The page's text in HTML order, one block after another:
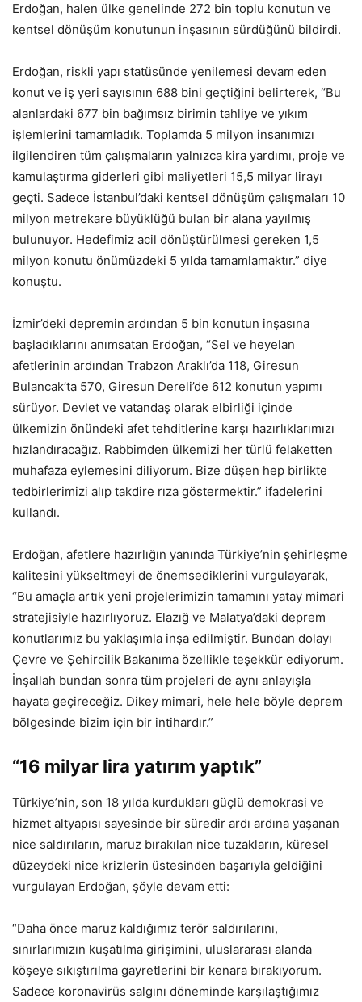
Erdoğan, halen ülke genelinde 272 bin toplu konutun ve
kentsel dönüşüm konutunun inşasının sürdüğünü bildirdi.
Erdoğan, riskli yapı statüsünde yenilemesi devam eden
konut ve iş yeri sayısının 688 bini geçtiğini belirterek, “Bu
alanlardaki 677 bin bağımsız birimin tahliye ve yıkım
işlemlerini tamamladık. Toplamda 5 milyon insanımızı
ilgilendiren tüm çalışmaların yalnızca kira yardımı, proje ve
kamulaştırma giderleri gibi maliyetleri 15,5 milyar lirayı
geçti. Sadece İstanbul’daki kentsel dönüşüm çalışmaları 10
milyon metrekare büyüklüğü bulan bir alana yayılmış
bulunuyor. Hedefimiz acil dönüştürülmesi gereken 1,5
milyon konutu önümüzdeki 5 yılda tamamlamaktır.” diye
konuştu.
İzmir’deki depremin ardından 5 bin konutun inşasına
başladıklarını anımsatan Erdoğan, “Sel ve heyelan
afetlerinin ardından Trabzon Araklı’da 118, Giresun
Bulancak’ta 570, Giresun Dereli’de 612 konutun yapımı
sürüyor. Devlet ve vatandaş olarak elbirliği içinde
ülkemizin önündeki afet tehditlerine karşı hazırlıklarımızı
hızlandıracağız. Rabbimden ülkemizi her türlü felaketten
muhafaza eylemesini diliyorum. Bize düşen hep birlikte
tedbirlerimizi alıp takdire rıza göstermektir.” ifadelerini
kullandı.
Erdoğan, afetlere hazırlığın yanında Türkiye’nin şehirleşme
kalitesini yükseltmeyi de önemsediklerini vurgulayarak,
“Bu amaçla artık yeni projelerimizin tamamını yatay mimari
stratejisiyle hazırlıyoruz. Elazığ ve Malatya’daki deprem
konutlarımız bu yaklaşımla inşa edilmiştir. Bundan dolayı
Çevre ve Şehircilik Bakanıma özellikle teşekkür ediyorum.
İnşallah bundan sonra tüm projeleri de aynı anlayışla
hayata geçireceğiz. Dikey mimari, hele hele böyle deprem
bölgesinde bizim için bir intihardır.”
“16 milyar lira yatırım yaptık”
Türkiye’nin, son 18 yılda kurdukları güçlü demokrasi ve
hizmet altyapısı sayesinde bir süredir ardı ardına yaşanan
nice saldırıların, maruz bırakılan nice tuzakların, küresel
düzeydeki nice krizlerin üstesinden başarıyla geldiğini
vurgulayan Erdoğan, şöyle devam etti:
“Daha önce maruz kaldığımız terör saldırılarını,
sınırlarımızın kuşatılma girişimini, uluslararası alanda
köşeye sıkıştırılma gayretlerini bir kenara bırakıyorum.
Sadece koronavirüs salgını döneminde karşılaştığımız